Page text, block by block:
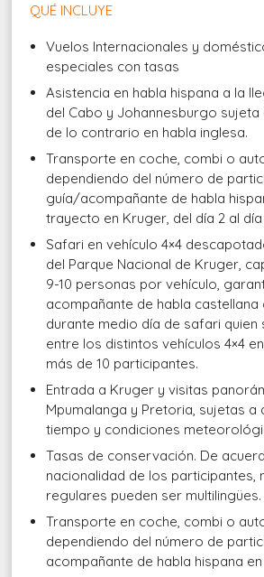
QUÉ INCLUYE
Vuelos Internacionales y
especiales con tasas
Asistencia en habla hispana a la
del Cabo y Johannesburgo sujeta
de lo contrario en habla inglesa.
Transporte en coche, combi o
dependiendo del número de
guía/acompañante de habla
trayecto en Kruger, del día 2 al día
Safari en vehículo 4×4
del Parque Nacional de Kruger,
9-10 personas por vehículo,
acompañante de habla castellana
durante medio día de safari quien
entre los distintos vehículos 4×4
más de 10 participantes.
Entrada a Kruger y visitas
Mpumalanga y Pretoria, sujetas a
tiempo y condiciones
Tasas de conservación. De
nacionalidad de los participantes,
regulares pueden ser multilingües.
Transporte en coche, combi o
dependiendo del número de
acompañante de habla hispana